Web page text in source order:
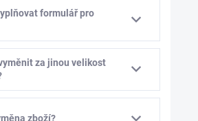
formulář pro
za jinou velikost
zboží?